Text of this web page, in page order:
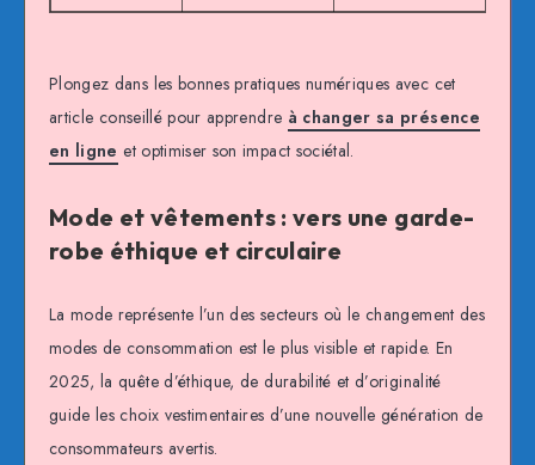
Plongez dans les bonnes pratiques numériques avec cet
article conseillé pour apprendre à changer sa présence
en ligne et optimiser son impact sociétal.
Mode et vêtements : vers une garde-
robe éthique et circulaire
La mode représente l’un des secteurs où le changement des
modes de consommation est le plus visible et rapide. En
2025, la quête d’éthique, de durabilité et d’originalité
guide les choix vestimentaires d’une nouvelle génération de
consommateurs avertis.